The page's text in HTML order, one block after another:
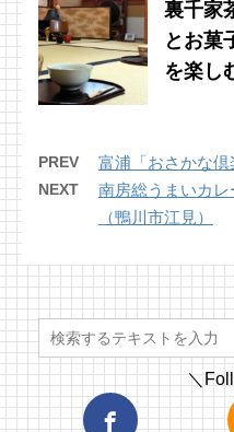
裏千家
とお菓
を楽し
PREV 富浦「おさかな倶
NEXT
南房総うまいカ
（鴨川市江見）
＼